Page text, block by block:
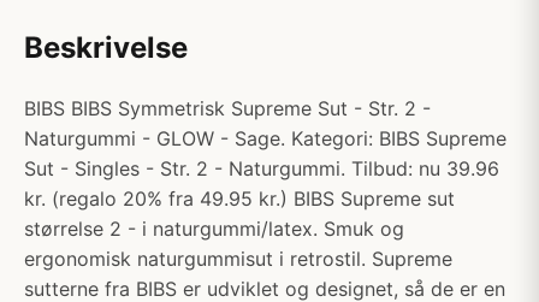
Beskrivelse
BIBS BIBS Symmetrisk Supreme Sut - Str. 2 -
Naturgummi - GLOW - Sage. Kategori: BIBS Supreme
Sut - Singles - Str. 2 - Naturgummi. Tilbud: nu 39.96
kr. (regalo 20% fra 49.95 kr.) BIBS Supreme sut
størrelse 2 - i naturgummi/latex. Smuk og
ergonomisk naturgummisut i retrostil. Supreme
sutterne fra BIBS er udviklet og designet, så de er en